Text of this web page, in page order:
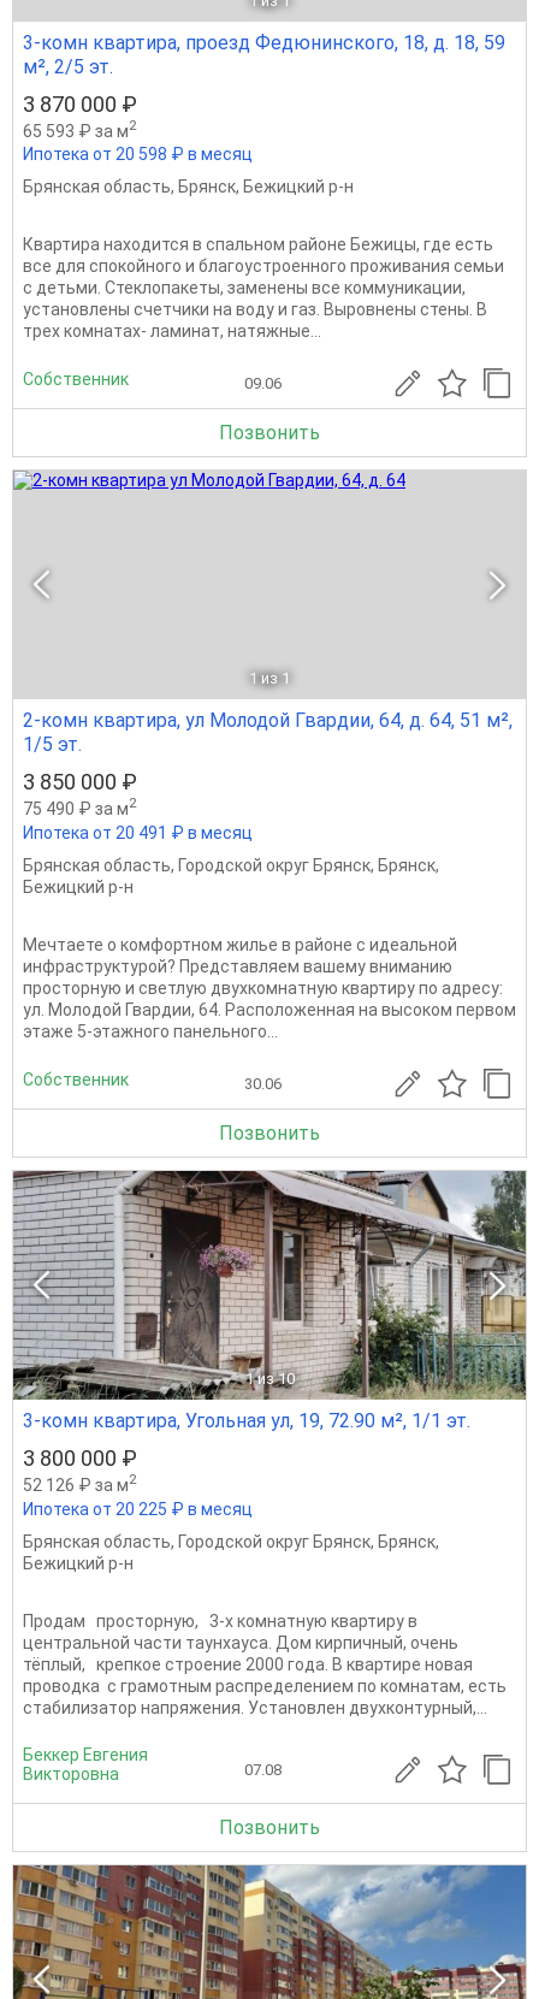
3-комн квартира, проезд Федюнинского, 18, д. 18, 59
м², 2/5 эт.
3 870 000 ₽
65 593 ₽ за м2
Ипотека от 20 598 ₽ в месяц
Брянская область, Брянск, Бежицкий р-н
Квартира находится в спальном районе Бежицы, где есть
все для спокойного и благоустроенного проживания семьи
с детьми. Стеклопакеты, заменены все коммуникации,
установлены счетчики на воду и газ. Выровнены стены. В
трех комнатах- ламинат, натяжные...
Собственник 09.06
Позвонить
1 из 1
2-комн квартира, ул Молодой Гвардии, 64, д. 64, 51 м²,
1/5 эт.
3 850 000 ₽
75 490 ₽ за м2
Ипотека от 20 491 ₽ в месяц
Брянская область, Городской округ Брянск, Брянск,
Бежицкий р-н
Мечтаете о комфортном жилье в районе с идеальной
инфраструктурой? Представляем вашему вниманию
просторную и светлую двухкомнатную квартиру по адресу:
ул. Молодой Гвардии, 64. Расположенная на высоком первом
этаже 5-этажного панельного...
Собственник 30.06
Позвонить
1 из 10
3-комн квартира, Угольная ул, 19, 72.90 м², 1/1 эт.
3 800 000 ₽
52 126 ₽ за м2
Ипотека от 20 225 ₽ в месяц
Брянская область, Городской округ Брянск, Брянск,
Бежицкий р-н
Продам просторную, 3-х комнатную квартиру в
центральной части таунхауса. Дом кирпичный, очень
тёплый, крепкое строение 2000 года. В квартире новая
проводка с грамотным распределением по комнатам, есть
стабилизатор напряжения. Установлен двухконтурный,...
Беккер Евгения
Викторовна
07.08
Позвонить